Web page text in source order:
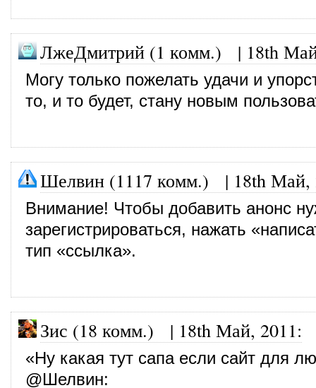
ЛжеДмитрий (1 комм.) | 18th
Могу только пожелать удачи и
то, и то будет, стану новым
Шелвин (1117 комм.) | 18th Май,
Внимание! Чтобы добавить анонс
зарегистрироваться, нажать
тип «ссылка».
Зис (18 комм.) | 18th Май, 2011:
«Ну какая тут сапа если сайт для
@Шелвин: